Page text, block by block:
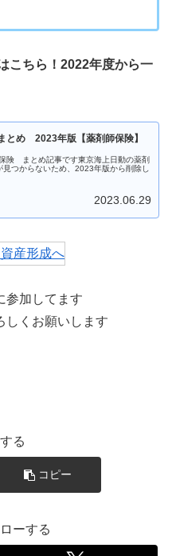
こちら！2022年度から一
とめ 2023年版【薬剤師保険】
険 まとめ記事です東京海上日動の薬剤
つからないため、2023年版から削除し
2023.06.29
参加してます
しくお願いします
る
コピー
ーする